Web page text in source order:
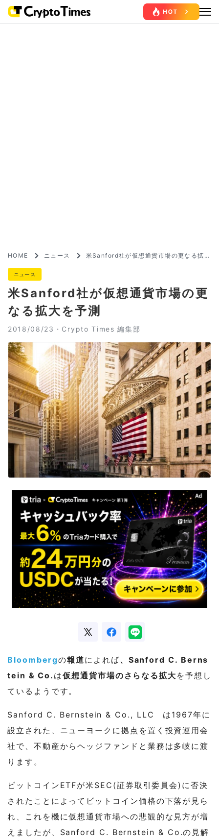
HOME ニュース
米Sanford社が仮想通貨市場の更なる拡大
ニュース
米Sanford社が仮想通貨市場の更
なる拡大を予測
2018/08/23・ Crypto Times 編集部
Bloombergの報道によれば、Sanford C. Berns
tein & Co. は仮想通貨市場のさらなる拡大 を予想し
ているようです。
Sanford C. Bernstein & Co., LLC は1967年に
設立された、ニューヨークに拠点を置く投資運用会
社で、不動産からヘッジファンドと業務は多岐に渡
ります。
ビットコインETFが米SEC(証券取引委員会)に否決
されたことによってビットコイン価格の下落が見ら
れ、これを機に仮想通貨市場への悲観的な見方が増
えましたが、Sanford C. Bernstein & Co.の見解